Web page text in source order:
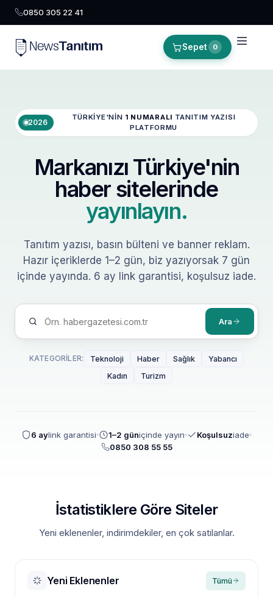
0850 305 22 41
Sepet 0
2026
TÜRKIYE'NIN 1 NUMARALI TANITIM YAZISI
PLATFORMU
Markanızı Türkiye'nin
haber sitelerinde
yayınlayın.
Tanıtım yazısı, basın bülteni ve banner reklam.
Hazır içeriklerde 1–2 gün, biz yazıyorsak 7 gün
içinde yayında. 6 ay link garantisi, koşulsuz iade.
Ara
KATEGORILER: Teknoloji Haber Sağlık
Yabancı
Kadın
Turizm
6 aylink garantisi 1–2 güniçinde yayın Koşulsuziade
0850 308 55 55
İstatistiklere Göre Siteler
Yeni eklenenler, indirimdekiler, en çok satılanlar.
Yeni Eklenenler Tümü